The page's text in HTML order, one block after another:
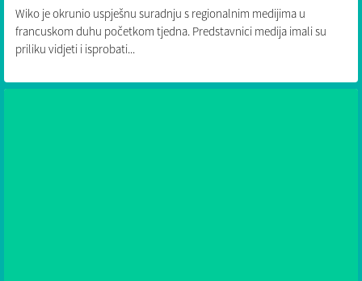
Wiko je okrunio uspješnu suradnju s regionalnim medijima u
francuskom duhu početkom tjedna. Predstavnici medija imali su
priliku vidjeti i isprobati...